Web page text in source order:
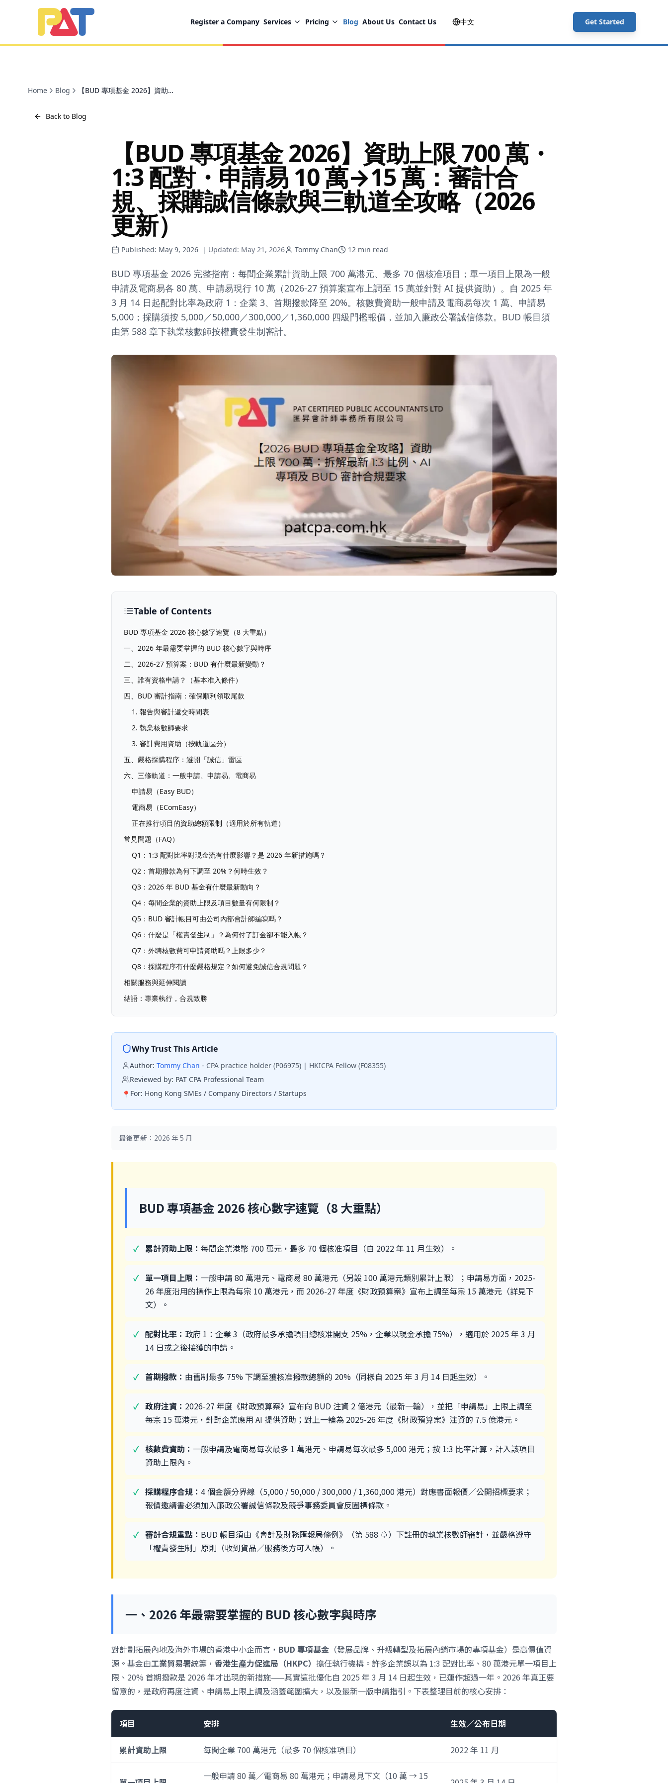
PAT CERTIFIED PUBLIC ACCOUNTANTS LIMITEDRegister a Company Services Pricing Blog About Us Contact Us 中文 Get Started
Home Blog 【BUD 專項基金 2026】資助上限 700 萬・1:3 配對・申請易 10 萬→15 萬：審計合規、採購誠信條款與三軌道全攻略（2026 更新）
Back to Blog
【BUD 專項基金 2026】資助上限 700 萬・
1:3 配對・申請易 10 萬→15 萬：審計合
規、採購誠信條款與三軌道全攻略（2026
更新）
Published: May 9, 2026 | Updated: May 21, 2026 Tommy Chan 12 min read
BUD 專項基金 2026 完整指南：每間企業累計資助上限 700 萬港元、最多 70 個核准項目；單一項目上限為一般
申請及電商易各 80 萬、申請易現行 10 萬（2026-27 預算案宣布上調至 15 萬並針對 AI 提供資助）。自 2025 年
3 月 14 日起配對比率為政府 1：企業 3、首期撥款降至 20%。核數費資助一般申請及電商易每次 1 萬、申請易
5,000；採購須按 5,000／50,000／300,000／1,360,000 四級門檻報價，並加入廉政公署誠信條款。BUD 帳目須
由第 588 章下執業核數師按權責發生制審計。
Table of Contents
BUD 專項基金 2026 核心數字速覽（8 大重點）
一、2026 年最需要掌握的 BUD 核心數字與時序
二、2026-27 預算案：BUD 有什麼最新變動？
三、誰有資格申請？（基本准入條件）
四、BUD 審計指南：確保順利領取尾款
1. 報告與審計遞交時間表
2. 執業核數師要求
3. 審計費用資助（按軌道區分）
五、嚴格採購程序：避開「誠信」雷區
六、三條軌道：一般申請、申請易、電商易
申請易（Easy BUD）
電商易（EComEasy）
正在推行項目的資助總額限制（適用於所有軌道）
常見問題（FAQ）
Q1：1:3 配對比率對現金流有什麼影響？是 2026 年新措施嗎？
Q2：首期撥款為何下調至 20%？何時生效？
Q3：2026 年 BUD 基金有什麼最新動向？
Q4：每間企業的資助上限及項目數量有何限制？
Q5：BUD 審計帳目可由公司內部會計師編寫嗎？
Q6：什麼是「權責發生制」？為何付了訂金卻不能入帳？
Q7：外聘核數費可申請資助嗎？上限多少？
Q8：採購程序有什麼嚴格規定？如何避免誠信合規問題？
相關服務與延伸閱讀
結語：專業執行，合規致勝
Why Trust This Article
Author: Tommy Chan - CPA practice holder (P06975) | HKICPA Fellow (F08355)
Reviewed by: PAT CPA Professional Team
📍 For: Hong Kong SMEs / Company Directors / Startups
最後更新：2026 年 5 月
BUD 專項基金 2026 核心數字速覽（8 大重點）
累計資助上限： 每間企業港幣 700 萬元，最多 70 個核准項目（自 2022 年 11 月生效）。
單一項目上限： 一般申請 80 萬港元、電商易 80 萬港元（另設 100 萬港元類別累計上限）；申請易方面，2025-
26 年度沿用的操作上限為每宗 10 萬港元，而 2026-27 年度《財政預算案》宣布上調至每宗 15 萬港元（詳見下
文）。
配對比率： 政府 1：企業 3（政府最多承擔項目總核准開支 25%，企業以現金承擔 75%），適用於 2025 年 3 月
14 日或之後接獲的申請。
首期撥款： 由舊制最多 75% 下調至獲核准撥款總額的 20%（同樣自 2025 年 3 月 14 日起生效）。
政府注資： 2026-27 年度《財政預算案》宣布向 BUD 注資 2 億港元（最新一輪），並把「申請易」上限上調至
每宗 15 萬港元，針對企業應用 AI 提供資助；對上一輪為 2025-26 年度《財政預算案》注資的 7.5 億港元。
核數費資助： 一般申請及電商易每次最多 1 萬港元、申請易每次最多 5,000 港元；按 1:3 比率計算，計入該項目
資助上限內。
採購程序合規： 4 個金額分界線（5,000 / 50,000 / 300,000 / 1,360,000 港元）對應書面報價／公開招標要求；
報價邀請書必須加入廉政公署誠信條款及競爭事務委員會反圍標條款。
審計合規重點： BUD 帳目須由《會計及財務匯報局條例》（第 588 章）下註冊的執業核數師審計，並嚴格遵守
「權責發生制」原則（收到貨品／服務後方可入帳）。
一、2026 年最需要掌握的 BUD 核心數字與時序
對計劃拓展內地及海外市場的香港中小企而言， BUD 專項基金 （發展品牌、升級轉型及拓展內銷市場的專項基金）是高價值資
源。基金由工業貿易署統籌， 香港生產力促進局（HKPC） 擔任執行機構。許多企業誤以為 1:3 配對比率、80 萬港元單一項目上
限、20% 首期撥款是 2026 年才出現的新措施——其實這批優化自 2025 年 3 月 14 日起生效，已運作超過一年。2026 年真正要
留意的，是政府再度注資、申請易上限上調及涵蓋範圍擴大，以及最新一版申請指引。下表整理目前的核心安排：
項目 安排 生效／公布日期
累計資助上限 每間企業 700 萬港元（最多 70 個核准項目） 2022 年 11 月
一般申請 80 萬／電商易 80 萬港元；申請易見下文（10 萬 → 15